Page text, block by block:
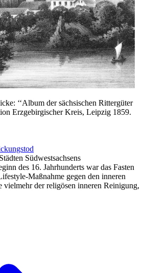
‘‘Album der sächsischen Rittergüter
Erzgebirgischer Kreis, Leipzig 1859.
Südwestsachsens
des 16. Jahrhunderts war das Fasten
Maßnahme gegen den inneren
vielmehr der religösen inneren Reinigung,